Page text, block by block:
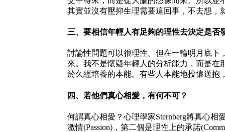
其實並沒有壓抑生理需要這回事，不去想，
三、要相信年輕人有足夠的理性去決定是否
討論性問題可以很理性。但在一輪明月底下
來。我不是懷疑年輕人的分析能力，而是在
於久經培養的本能。有些人本能地投懷送抱
四、若他們真心相愛，有何不可？
何謂真心相愛？心理學家Sternberg將真心
激情(Passion)，第二個是理性上的承諾